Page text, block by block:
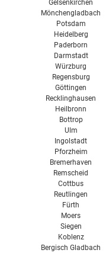
Gelsenkirchen
Mönchengladbach
Potsdam
Heidelberg
Paderborn
Darmstadt
Würzburg
Regensburg
Göttingen
Recklinghausen
Heilbronn
Bottrop
Ulm
Ingolstadt
Pforzheim
Bremerhaven
Remscheid
Cottbus
Reutlingen
Fürth
Moers
Siegen
Koblenz
Bergisch Gladbach